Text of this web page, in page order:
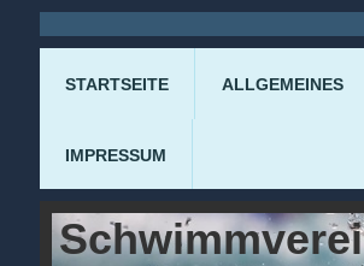
STARTSEITE ALLGEMEINES
IMPRESSUM